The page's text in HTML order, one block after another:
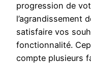
progression de
l’agrandissement
satisfaire vos
fonctionnalité.
compte plusieurs